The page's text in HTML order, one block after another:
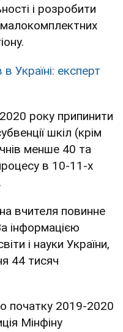
і розробити
малокомплектних
Україні: експерт
року припинити
шкіл (крім
менше 40 та
в 10-11-х
вчителя повинне
інформацією
і науки України,
44 тисяч
початку 2019-2020
Мінфіну